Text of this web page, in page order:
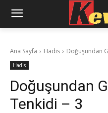
Ana Sayfa Hadis Doğuşundan
Hadis
Doğuşundan
Tenkidi – 3